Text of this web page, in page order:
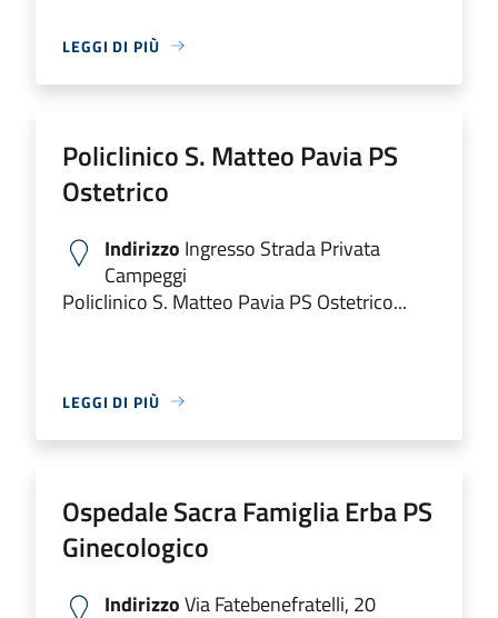
LEGGI DI PIÙ
Policlinico S. Matteo Pavia PS
Ostetrico
Indirizzo Ingresso Strada Privata
Campeggi
Policlinico S. Matteo Pavia PS Ostetrico...
LEGGI DI PIÙ
Ospedale Sacra Famiglia Erba PS
Ginecologico
IndirizzoVia Fatebenefratelli, 20